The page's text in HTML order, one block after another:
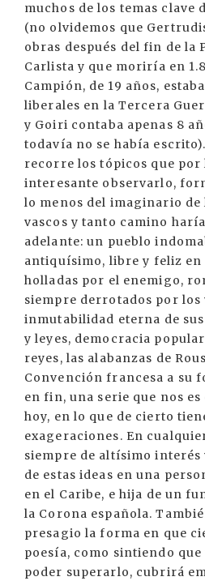
muchos de los temas clave
(no olvidemos que
obras después del fin de la
Carlista y que moriría en
Campión, de 19 años,
liberales en la Tercera
y Goiri contaba apenas 8
todavía no se había
recorre los tópicos que por
interesante observarlo,
lo menos del imaginario de
vascos y tanto camino
adelante: un pueblo
antiquísimo, libre y feliz en
holladas por el enemigo,
siempre derrotados por los
inmutabilidad eterna de
y leyes, democracia
reyes, las alabanzas de
Convención francesa a su
en fin, una serie que nos
hoy, en lo que de cierto
exageraciones. En
siempre de altísimo
de estas ideas en una
en el Caribe, e hija de un
la Corona española.
presagio la forma en que
poesía, como sintiendo
poder superarlo, cubrirá